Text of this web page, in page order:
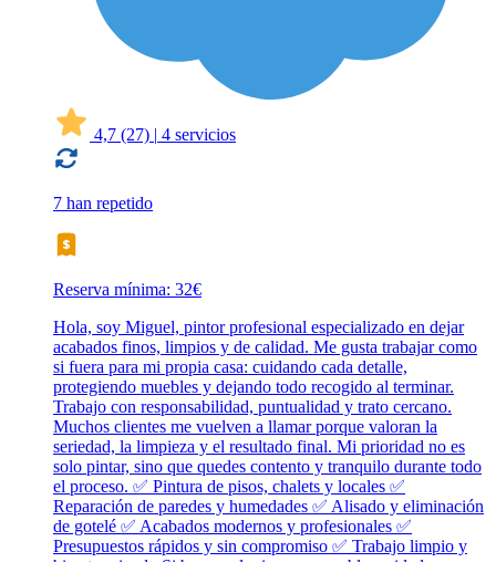
4,7 (27) | 4 servicios
7 han repetido
Reserva mínima: 32€
Hola, soy Miguel, pintor profesional especializado en dejar
acabados finos, limpios y de calidad. Me gusta trabajar como
si fuera para mi propia casa: cuidando cada detalle,
protegiendo muebles y dejando todo recogido al terminar.
Trabajo con responsabilidad, puntualidad y trato cercano.
Muchos clientes me vuelven a llamar porque valoran la
seriedad, la limpieza y el resultado final. Mi prioridad no es
solo pintar, sino que quedes contento y tranquilo durante todo
el proceso. ✅ Pintura de pisos, chalets y locales ✅
Reparación de paredes y humedades ✅ Alisado y eliminación
de gotelé ✅ Acabados modernos y profesionales ✅
Presupuestos rápidos y sin compromiso ✅ Trabajo limpio y